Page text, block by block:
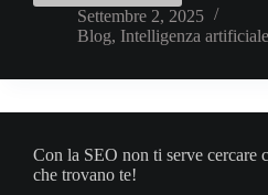
turistica
geolocalizzata
le
Settembre 2, 2025
Blog, Intelligenza artificiale
Con la SEO non ti serve cercare
che trovano te!